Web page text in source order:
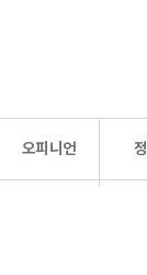
오피니언